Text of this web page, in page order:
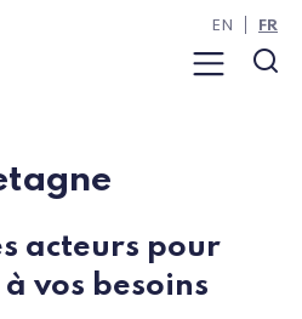
Menu
EN FR
acteurs pour
vos besoins